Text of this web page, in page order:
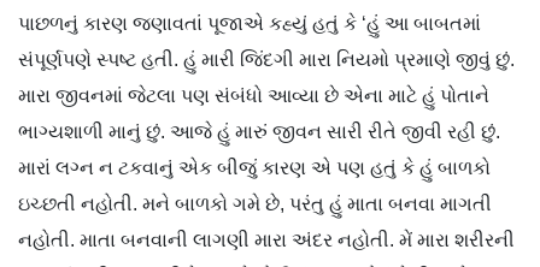
પાછળનું કારણ જણાવતાં પૂજાએ કહ્યું હતું કે ‘હું આ બાબતમાં
સંપૂર્ણપણે સ્પષ્ટ હતી. હું મારી જિંદગી મારા નિયમો પ્રમાણે જીવું છું.
મારા જીવનમાં જેટલા પણ સંબંધો આવ્યા છે એના માટે હું પોતાને
ભાગ્યશાળી માનું છું. આજે હું મારું જીવન સારી રીતે જીવી રહી છું.
મારાં લગ્ન ન ટકવાનું એક બીજું કારણ એ પણ હતું કે હું બાળકો
ઇચ્છતી નહોતી. મને બાળકો ગમે છે, પરંતુ હું માતા બનવા માગતી
નહોતી. માતા બનવાની લાગણી મારા અંદર નહોતી. મેં મારા શરીરની